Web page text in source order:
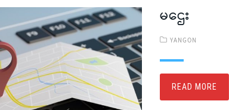
မဌေး
YANGON
READ MORE